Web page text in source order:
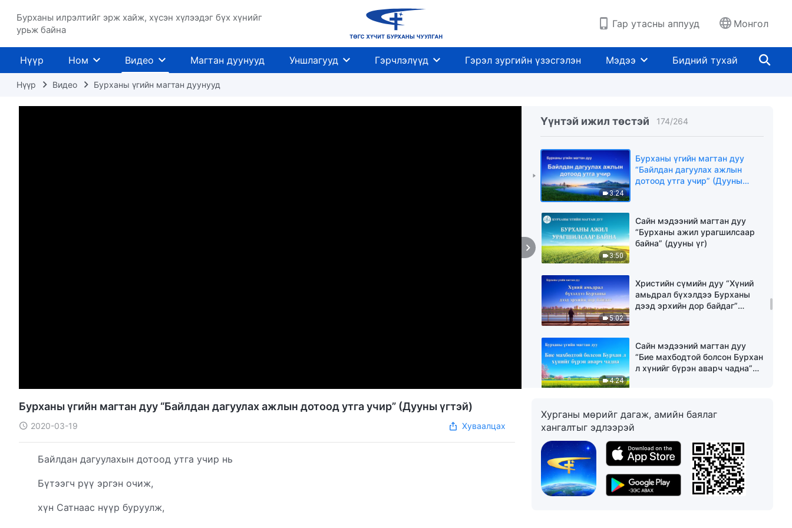
Бурханы илрэлтийг эрж хайж, хүсэн хүлээдэг бүх хүнийг
урьж байна
Гар утасны аппууд Монгол
Нүүр Ном Видео Магтан дуунууд Уншлагууд Гэрчлэлүүд Гэрэл зургийн үзэсгэлэн Мэдээ Бидний тухай
Нүүр Видео Бурханы үгийн магтан дуунууд
Үүнтэй ижил төстэй 174/264
3:52
Христийн сүмийн дуу
амралтад орно” (Lyrics)
мэдэхгүй” (Дууны үгтэй)
3:24
Бурханы үгийн магтан дуу
“Байлдан дагуулах ажлын
дотоод утга учир” (Дууны
3:50
Сайн мэдээний магтан дуу
“Бурханы ажил урагшилсаар
байна” (дууны үг)
5:02
Христийн сүмийн дуу “Хүний
амьдрал бүхэлдээ Бурханы
дээд эрхийн дор байдаг”
4:24
Сайн мэдээний магтан дуу
“Бие махбодтой болсон Бурхан
л хүнийг бүрэн аварч чадна”
4:28
төрөлхтөнд хандах Бурханы
(Lyrics)
Христийн сүмийн дуу
“Бурханы одоогийн ажлыг чи
дагасан уу” (дууны үг)
Бурханы үгийн магтан дуу “Байлдан дагуулах ажлын дотоод утга учир” (Дууны үгтэй)
2020-03-19 Хуваалцах
Байлдан дагуулахын дотоод утга учир нь
Бүтээгч рүү эргэн очиж,
хүн Сатнаас нүүр буруулж,
Хурганы мөрийг дагаж, амийн баялаг
хангалтыг эдлээрэй